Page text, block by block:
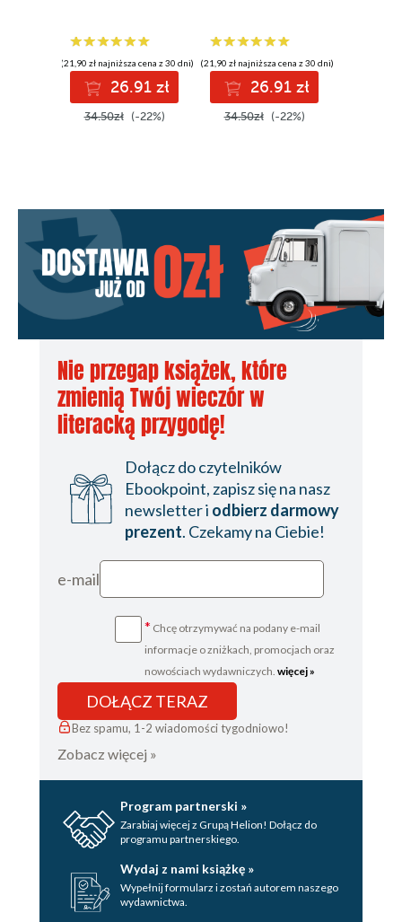
(21,90 zł najniższa cena z 30 dni)
26.91 zł
34.50zł (-22%)
(21,90 zł najniższa cena z 30 dni)
26.91 zł
34.50zł (-22%)
Nie przegap książek, które
zmienią Twój wieczór w
literacką przygodę!
Dołącz do czytelników
Ebookpoint, zapisz się na nasz
newsletter i odbierz darmowy
prezent. Czekamy na Ciebie!
e-mail
* Chcę otrzymywać na podany e-mail
informacje o zniżkach, promocjach oraz
nowościach wydawniczych. więcej »
DOŁĄCZ TERAZ
Bez spamu, 1-2 wiadomości tygodniowo!
Zobacz więcej »
Program partnerski »
Zarabiaj więcej z Grupą Helion! Dołącz do
programu partnerskiego.
Wydaj z nami książkę »
Wypełnij formularz i zostań autorem naszego
wydawnictwa.